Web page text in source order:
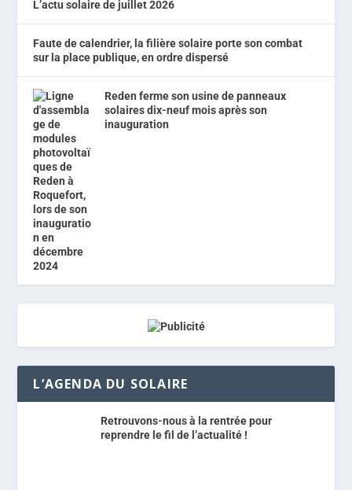
L’actu solaire de juillet 2026
Faute de calendrier, la filière solaire porte son combat
sur la place publique, en ordre dispersé
Reden ferme son usine de panneaux
solaires dix-neuf mois après son
inauguration
L’AGENDA DU SOLAIRE
Retrouvons-nous à la rentrée pour
reprendre le fil de l’actualité !